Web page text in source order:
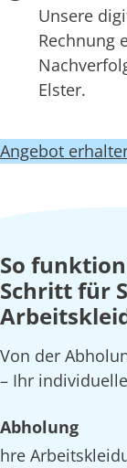
Unsere
Rechnung
Elster.
Angebot
So
Schritt für
Von der
– Ihr
Abholung
hre